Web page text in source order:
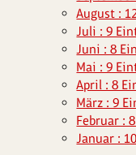
August :
Juli : 9
Juni : 8
Mai : 9
April : 8
März : 9
Februar :
Januar :